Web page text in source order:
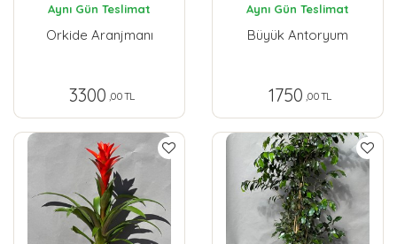
Aynı Gün Teslimat
Orkide Aranjmanı
3300 ,00 TL
Aynı Gün Teslimat
Büyük Antoryum
1750 ,00 TL